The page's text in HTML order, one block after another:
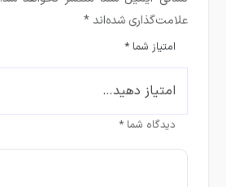
علامت‌گذاری شده‌اند*
امتیاز شما*
دیدگاه شما*